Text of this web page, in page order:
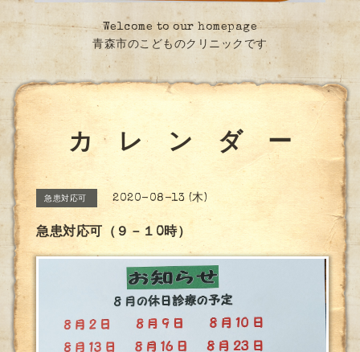
Welcome to our homepage
青森市のこどものクリニックです
カ レ ン ダ ー
急患対応可 2020-08-13 (木)
急患対応可（９－１0時）